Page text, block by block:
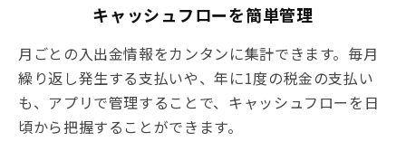
キャッシュフローを簡単管理
月ごとの入出金情報をカンタンに集計できます。毎月
繰り返し発生する支払いや、年に1度の税金の支払い
も、アプリで管理することで、キャッシュフローを日
頃から把握することができます。